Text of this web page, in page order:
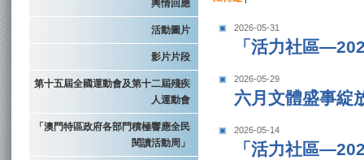
輿情回應
活動圖片
影片片段
第十五屆全國運動會及第十二屆殘疾
人運動會
「澳門特區政府各部門積極響應全民
閱讀活動周」
2026-05-31
「活力社區
2026-05-29
六月文體盛事綻
2026-05-14
「活力社區